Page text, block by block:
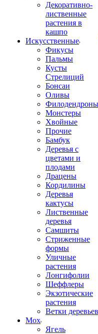
Декоративно-
лиственные
растения в
кашпо
Искусственные
Фикусы
Пальмы
Кусты
Стрелиций
Бонсаи
Оливы
Филодендроны
Монстеры
Хвойные
Прочие
Бамбук
Деревья с
цветами и
плодами
Драцены
Кордилины
Деревья
кактусы
Лиственные
деревья
Самшиты
Стриженные
формы
Уличные
растения
Лонгифолии
Шеффлеры
Экзотические
растения
Ветки деревьев
Мох
Ягель